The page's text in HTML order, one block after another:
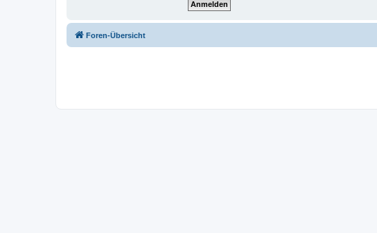
Foren-Übersicht